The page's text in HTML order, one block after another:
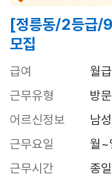
[정릉동/2등급/
모집
급여
월
근무유형
방
어르신정보
남
근무요일
월~
근무시간
종